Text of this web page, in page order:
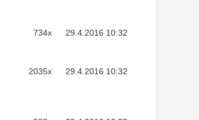
734x 29.4.2016 10:32
2035x 29.4.2016 10:32